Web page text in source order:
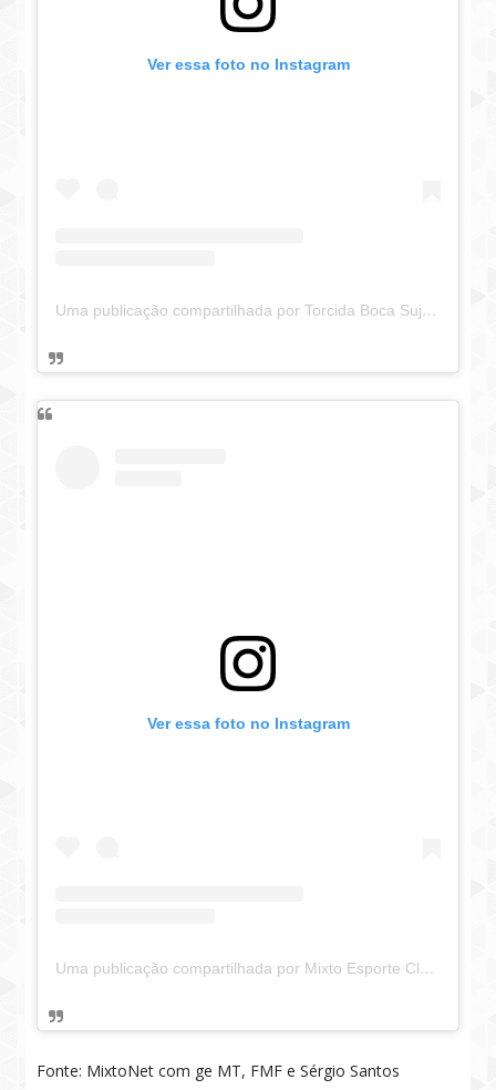
Ver essa foto no Instagram
Uma publicação compartilhada por Torcida Boca Suja - TBS (@torcidabocasuja)
Ver essa foto no Instagram
Uma publicação compartilhada por Mixto Esporte Clube oficial (@novomixto)
Fonte: MixtoNet com ge MT, FMF e Sérgio Santos